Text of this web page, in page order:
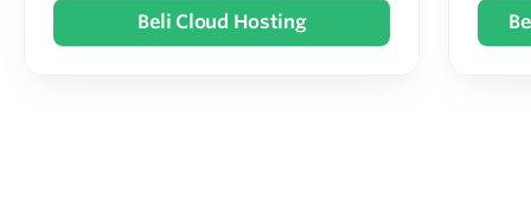
Beli Cloud Hosting